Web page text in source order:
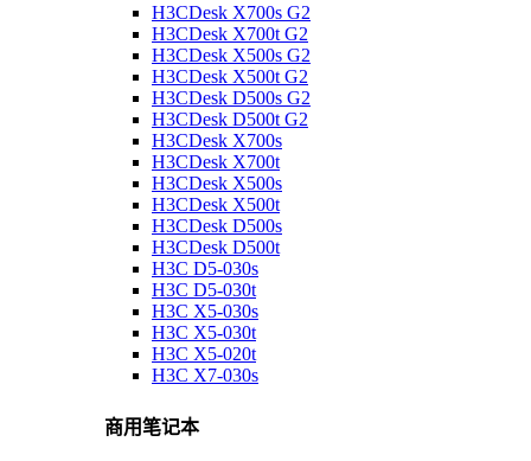
H3CDesk X700s G2
H3CDesk X700t G2
H3CDesk X500s G2
H3CDesk X500t G2
H3CDesk D500s G2
H3CDesk D500t G2
H3CDesk X700s
H3CDesk X700t
H3CDesk X500s
H3CDesk X500t
H3CDesk D500s
H3CDesk D500t
H3C D5-030s
H3C D5-030t
H3C X5-030s
H3C X5-030t
H3C X5-020t
H3C X7-030s
商用笔记本